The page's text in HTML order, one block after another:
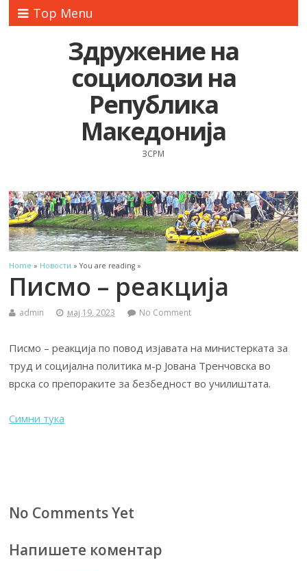
Top Menu
Здружение на
социолози на
Република
Македонија
ЗСРМ
Home » Новости » You are reading »
Писмо – реакција
admin мај 19, 2023 No Comment
Писмо – реакција по повод изјавата на министерката за
труд и социјална политика м-р Јована Тренчовска во
врска со препораките за безбедност во училиштата.
Симни тука
No Comments Yet
Напишете коментар